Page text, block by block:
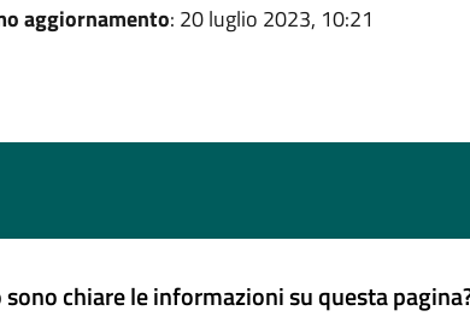
aggiornamento: 20 luglio 2023, 10:21
sono chiare le informazioni su questa